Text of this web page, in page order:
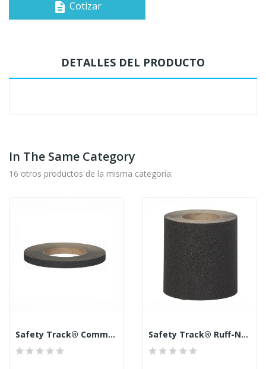
description Cotizar
DETALLES DEL PRODUCTO
In The Same Category
16 otros productos de la misma categoría:
Safety Track® Commercial Grade 80 Grit... Safety Track® Ruff-N-Tuff™ Black Anti-Skid 36...